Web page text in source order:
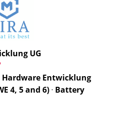
UG
Hardware Entwicklung
4, 5 and 6) · Battery